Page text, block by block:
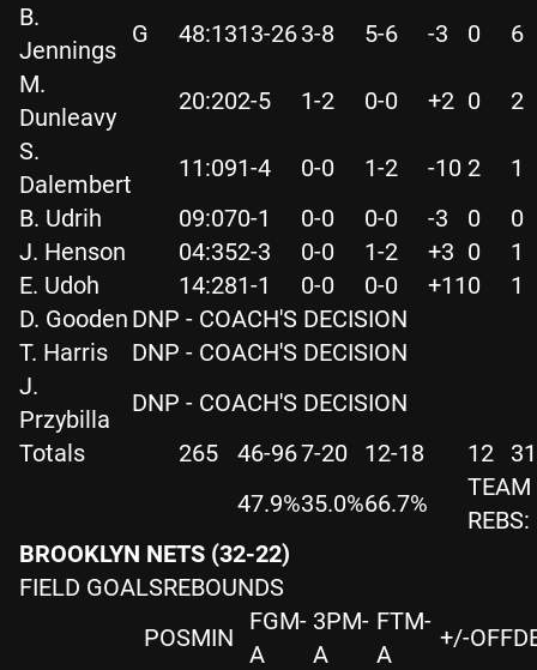
B.
Jennings
G 48:1313-263-8 5-6 -3 0
6
M.
Dunleavy
20:202-5 1-2 0-0 +2 0
2
S.
Dalembert
11:091-4 0-0 1-2 -10 2
1
B. Udrih
09:070-1 0-0 0-0 -3 0
0
J. Henson
04:352-3 0-0 1-2 +3 0
1
E. Udoh
14:281-1 0-0 0-0 +110
1
D. Gooden DNP - COACH'S DECISION
T. Harris
DNP - COACH'S DECISION
J.
Przybilla
DNP - COACH'S DECISION
Totals
265 46-967-20 12-18 12
31
47.9%35.0%66.7%
TEAM
REBS:
BROOKLYN NETS (32-22)
FIELD GOALSREBOUNDS
POSMIN
FGM-
A
3PM-
A
FTM-
A
+/-OFF